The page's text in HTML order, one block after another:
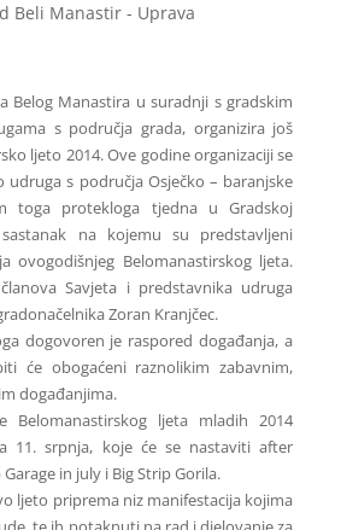
Beli Manastir - Uprava
Belog Manastira u suradnji s gradskim
s područja grada, organizira još
ljeto 2014. Ove godine organizaciji se
udruga s područja Osječko – baranjske
toga protekloga tjedna u Gradskoj
na kojemu su predstavljeni
ovogodišnjeg Belomanastirskog ljeta.
Savjeta i predstavnika udruga
Zoran Kranjčec.
dogovoren je raspored događanja, a
će obogaćeni raznolikim zabavnim,
događanjima.
Belomanastirskog ljeta mladih 2014
11. srpnja, koje će se nastaviti after
in july i Big Strip Gorila.
ljeto priprema niz manifestacija kojima